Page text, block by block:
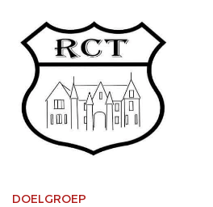
DOELGROEP